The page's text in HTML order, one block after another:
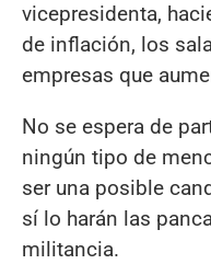
vicepresidenta,
de inflación, los
empresas que
No se espera de
ningún tipo de
ser una posible
sí lo harán las
militancia.